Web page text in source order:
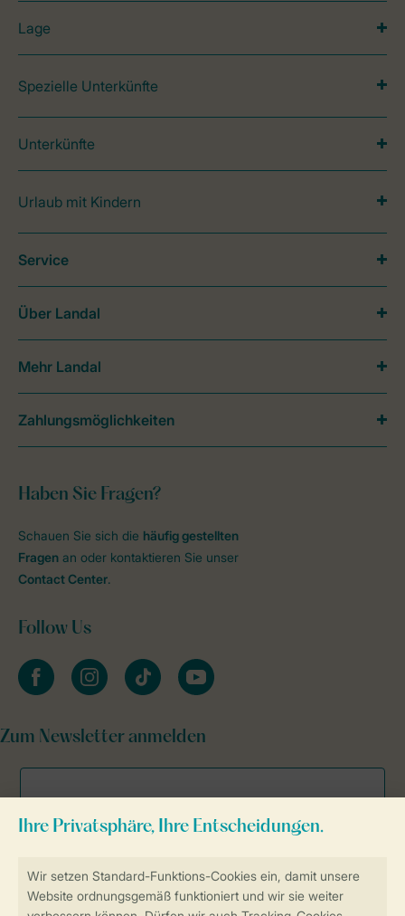
Sicher und schnell zur Online-Buchung
Lage
Spezielle Unterkünfte
Unterkünfte
Urlaub mit Kindern
Haben Sie Fragen?
Schauen Sie sich die häufig gestellten
Fragen an oder kontaktieren Sie unser
Contact Center.
Follow Us
facebookinstagramtiktok youtube
Zum Newsletter anmelden
Service
Über Landal
Mehr Landal
Zahlungsmöglichkeiten